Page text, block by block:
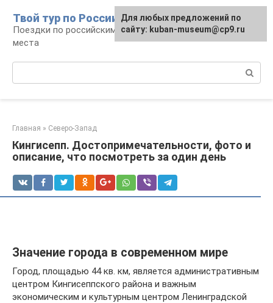
контенту
Твой тур по России
Поездки по российским городам, маршруты и
места
Главная » Северо-Запад
Кингисепп. Достопримечательности, фото и
описание, что посмотреть за один день
Значение города в современном мире
Город, площадью 44 кв. км, является административным
центром Кингисеппского района и важным
экономическим и культурным центром Ленинградской
Для любых предложений по
сайту: kuban-museum@cp9.ru